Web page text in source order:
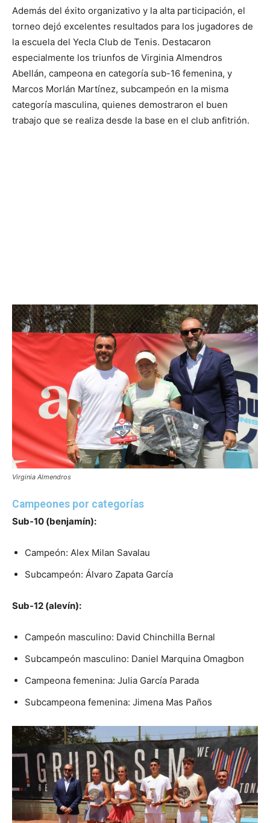
Además del éxito organizativo y la alta participación, el
torneo dejó excelentes resultados para los jugadores de
la escuela del Yecla Club de Tenis. Destacaron
especialmente los triunfos de Virginia Almendros
Abellán, campeona en categoría sub-16 femenina, y
Marcos Morlán Martínez, subcampeón en la misma
categoría masculina, quienes demostraron el buen
trabajo que se realiza desde la base en el club anfitrión.
Virginia Almendros
Campeones por categorías
Sub-10 (benjamín):
Campeón: Alex Milan Savalau
Subcampeón: Álvaro Zapata García
Sub-12 (alevín):
Campeón masculino: David Chinchilla Bernal
Subcampeón masculino: Daniel Marquina Omagbon
Campeona femenina: Julia García Parada
Subcampeona femenina: Jimena Mas Paños